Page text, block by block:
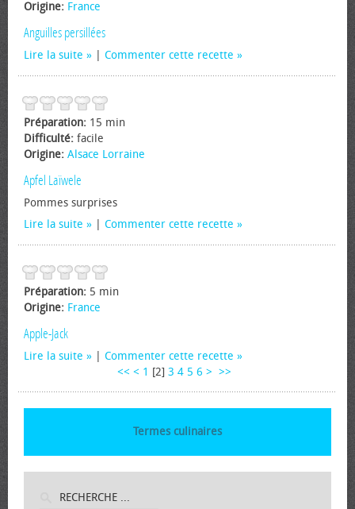
Origine: France
Anguilles persillées
Lire la suite Commenter cette recette
Préparation: 15 min
Difficulté: facile
Origine: Alsace Lorraine
Apfel Laïwele
Pommes surprises
Lire la suite
Commenter cette recette
Préparation: 5 min
Origine: France
Apple-Jack
Lire la suite
Commenter cette recette
<< < 1 [2] 3 4 5 6 > >>
Termes culinaires